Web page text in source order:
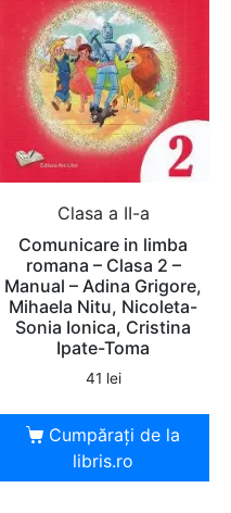
Clasa a II-a
Comunicare in limba
romana – Clasa 2 –
Manual – Adina Grigore,
Mihaela Nitu, Nicoleta-
Sonia Ionica, Cristina
Ipate-Toma
41 lei
Cumpărați de la
libris.ro